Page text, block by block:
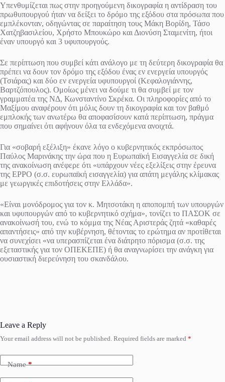
Υπενθυμίζεται πως στην προηγούμενη δικογραφία η αντίδραση του
πρωθυπουργού ήταν να δείξει το δρόμο της εξόδου στα πρόσωπα που
εμπλέκονταν, οδηγώντας σε παραίτηση τους Μάκη Βορίδη, Τάσο
Χατζηβασιλείου, Χρήστο Μπουκώρο και Διονύση Σταμενίτη, ήτοι
έναν υπουργό και 3 υφυπουργούς.
Σε περίπτωση που συμβεί κάτι ανάλογο με τη δεύτερη δικογραφία θα
πρέπει να δουν τον δρόμο της εξόδου ένας εν ενεργεία υπουργός
(Τσιάρας) και δύο εν ενεργεία υφυπουργοί (Κεφαλογιάννης,
Βαρτζόπουλος). Ομοίως μένει να δούμε τι θα συμβεί με τον
γραμματέα της ΝΔ, Κωνσταντίνο Σκρέκα. Οι πληροφορίες από το
Μαξίμου αναφέρουν ότι μόλις δουν τη δικογραφία και τον βαθμό
εμπλοκής των ανωτέρω θα αποφασίσουν κατά περίπτωση, πράγμα
που σημαίνει ότι αφήνουν όλα τα ενδεχόμενα ανοιχτά.
Για «σοβαρή εξέλιξη» έκανε λόγο ο κυβερνητικός εκπρόσωπος
Παύλος Μαρινάκης την ώρα που η Ευρωπαϊκή Εισαγγελία σε δική
της ανακοίνωση ανέφερε ότι «υπάρχουν νέες εξελίξεις στην έρευνα
της EPPO (σ.σ. ευρωπαϊκή εισαγγελία) για απάτη μεγάλης κλίμακας
με γεωργικές επιδοτήσεις στην Ελλάδα».
«Είναι μονόδρομος για τον κ. Μητσοτάκη η αποπομπή των υπουργών
και υφυπουργών από το κυβερνητικό σχήμα», τονίζει το ΠΑΣΟΚ σε
ανακοίνωσή του, ενώ το κόμμα της Νέας Αριστεράς ζητά «καθαρές
απαντήσεις» από την κυβέρνηση, θέτοντας το ερώτημα αν προτίθεται
να συνεχίσει «να υπερασπίζεται ένα διάτρητο πόρισμα (σ.σ. της
εξεταστικής για τον ΟΠΕΚΕΠΕ) ή θα αναγνωρίσει την ανάγκη για
ουσιαστική διερεύνηση του σκανδάλου.
Leave a Reply
Your email address will not be published. Required fields are marked *
Name*